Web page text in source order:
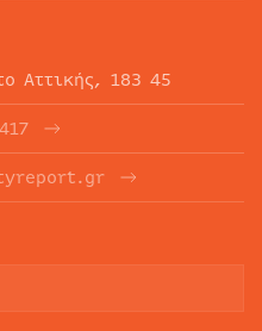
Αττικής, 183 45